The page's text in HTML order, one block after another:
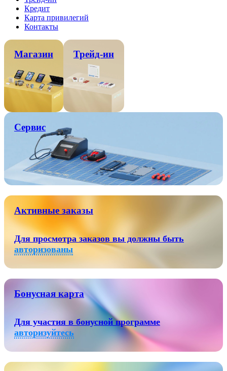
Кредит
Карта привилегий
Контакты
Магазин Трейд-ин
Сервис
Активные заказы
Для просмотра заказов вы должны быть
авторизованы
Бонусная карта
Для участия в бонусной программе
авторизуйтесь